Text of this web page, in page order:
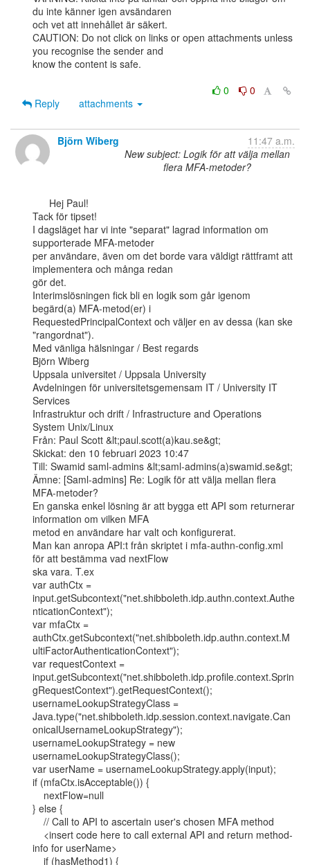
du inte känner igen avsändaren
och vet att innehållet är säkert.
CAUTION: Do not click on links or open attachments unless
you recognise the sender and
know the content is safe.
0
0
Reply
attachments
Björn Wiberg
11:47 a.m.
New subject: Logik för att välja mellan
flera MFA-metoder?
Tack för tipset!
I dagsläget har vi inte "separat" lagrad information om
supporterade MFA-metoder
per användare, även om det borde vara väldigt rättframt att
implementera och många redan
gör det.
Interimslösningen fick bli en logik som går igenom
begärd(a) MFA-metod(er) i
RequestedPrincipalContext och väljer en av dessa (kan ske
"rangordnat").
Med vänliga hälsningar / Best regards
Björn Wiberg
Uppsala universitet / Uppsala University
Avdelningen för universitetsgemensam IT / University IT
Services
Infrastruktur och drift / Infrastructure and Operations
System Unix/Linux
Från: Paul Scott &lt;paul.scott(a)kau.se&gt;
Skickat: den 10 februari 2023 10:47
Till: Swamid saml-admins &lt;saml-admins(a)swamid.se&gt;
Ämne: [Saml-admins] Re: Logik för att välja mellan flera
MFA-metoder?
En ganska enkel lösning är att bygga ett API som returnerar
information om vilken MFA
metod en användare har valt och konfigurerat.
Man kan anropa API:t från skriptet i mfa-authn-config.xml
för att bestämma vad nextFlow
ska vara. T.ex
var authCtx =
input.getSubcontext("net.shibboleth.idp.authn.context.Authe
nticationContext");
var mfaCtx =
authCtx.getSubcontext("net.shibboleth.idp.authn.context.M
ultiFactorAuthenticationContext");
var requestContext =
input.getSubcontext("net.shibboleth.idp.profile.context.Sprin
gRequestContext").getRequestContext();
usernameLookupStrategyClass =
Java.type("net.shibboleth.idp.session.context.navigate.Can
onicalUsernameLookupStrategy");
usernameLookupStrategy = new
usernameLookupStrategyClass();
var userName = usernameLookupStrategy.apply(input);
if (mfaCtx.isAcceptable()) {
} else {
info for userName>